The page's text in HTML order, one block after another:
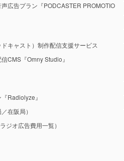
広告プラン『PODCASTER PROMOTIO
キャスト）制作配信支援サービス
CMS『Omny Studio』
Radiolyze』
在阪局）
ジオ広告費用一覧）